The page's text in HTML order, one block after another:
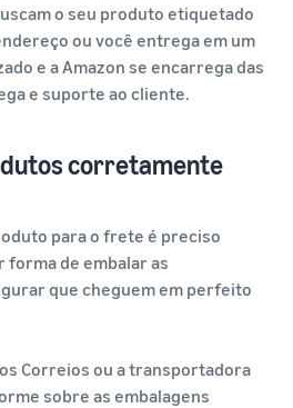
o seu produto etiquetado
ou você entrega em um
e a Amazon se encarrega das
e suporte ao cliente.
corretamente
para o frete é preciso
forma de embalar as
que cheguem em perfeito
Correios ou a transportadora
sobre as embalagens